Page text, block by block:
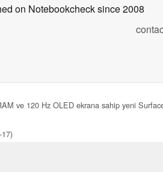
on Notebookchecksince 2008
ve 120 Hz OLED ekrana sahip yeni